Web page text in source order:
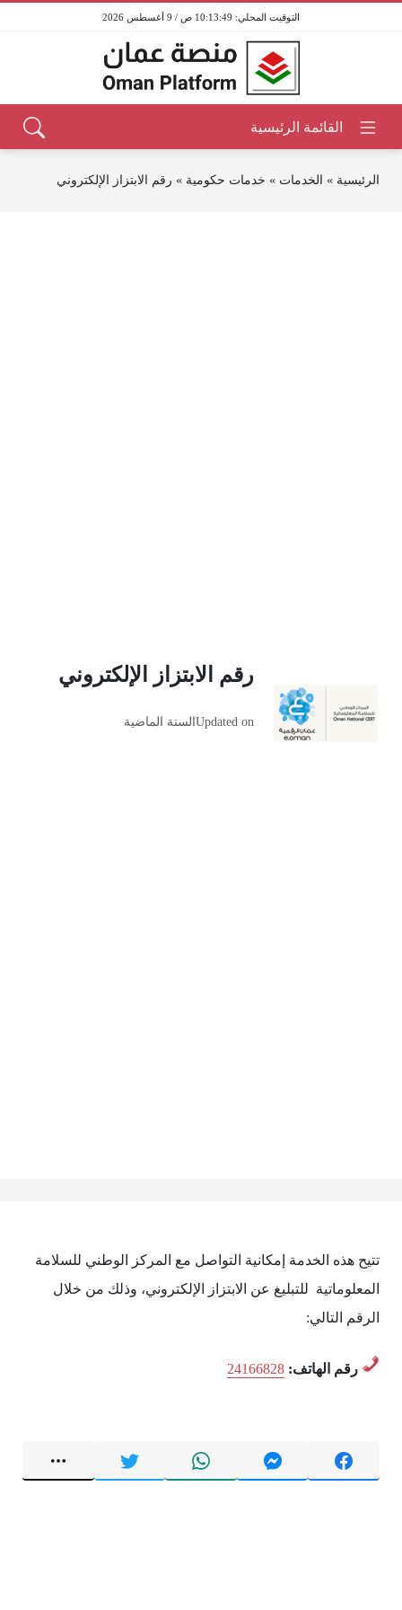
10:13:49 ص / 9 أغسطس 2026
الرئيسية » الخدمات » خدمات حكومية » رقم الابتزاز الإلكتروني
رقم الابتزاز الإلكتروني
Updated on السنة الماضية
تتيح هذه الخدمة إمكانية التواصل مع المركز الوطني للسلامة
المعلوماتية للتبليغ عن الابتزاز الإلكتروني، وذلك من خلال
الرقم التالي:
رقم الهاتف: 24166828